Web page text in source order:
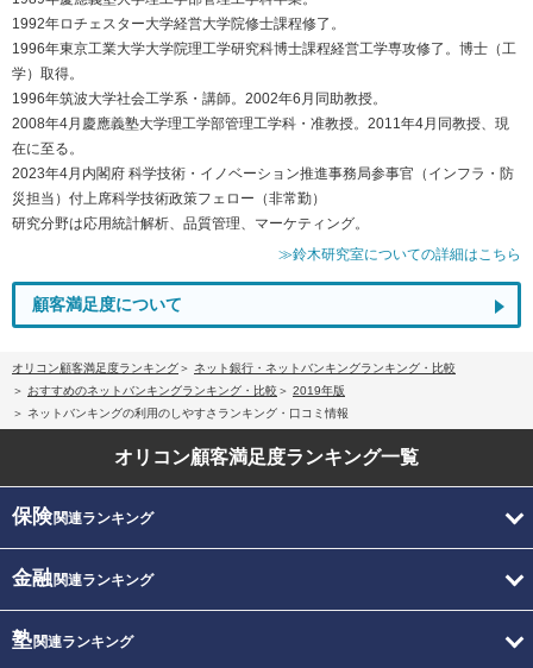
1992年ロチェスター大学経営大学院修士課程修了。
1996年東京工業大学大学院理工学研究科博士課程経営工学専攻修了。博士（工
学）取得。
1996年筑波大学社会工学系・講師。2002年6月同助教授。
2008年4月慶應義塾大学理工学部管理工学科・准教授。2011年4月同教授、現
在に至る。
2023年4月内閣府 科学技術・イノベーション推進事務局参事官（インフラ・防
災担当）付上席科学技術政策フェロー（非常勤）
研究分野は応用統計解析、品質管理、マーケティング。
≫鈴木研究室についての詳細はこちら
顧客満足度について
オリコン顧客満足度ランキング
ネット銀行・ネットバンキングランキング・比較
おすすめのネットバンキングランキング・比較
2019年版
ネットバンキングの利用のしやすさランキング・口コミ情報
オリコン顧客満足度ランキング一覧
保険関連ランキング
金融関連ランキング
塾関連ランキング